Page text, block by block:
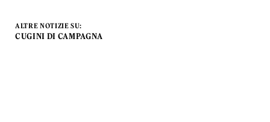
ALTRE NOTIZIE SU:
CUGINI DI CAMPAGNA